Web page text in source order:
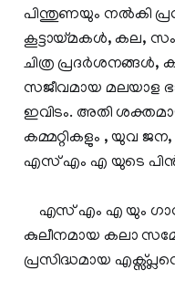
പിന്തുണയും നല്‍കി
കൂട്ടായ്മകള്‍, കല,
ചിത്ര പ്രദര്‍ശനങ്ങള്‍,
സജീവമായ മലയാള
ഇവിടം. അതി
കമ്മറ്റികളും , യുവ
എസ് എം എ യുടെ
എസ് എം എ യും
കുലീനമായ കലാ
പ്രസിദ്ധമായ